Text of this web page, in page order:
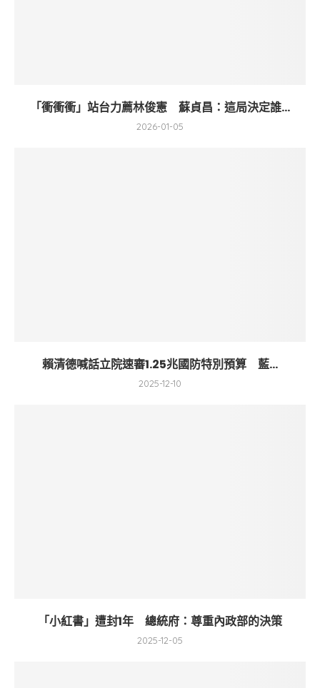
「衝衝衝」站台力薦林俊憲 蘇貞昌：這局決定誰...
2026-01-05
賴清德喊話立院速審1.25兆國防特別預算 藍...
2025-12-10
「小紅書」遭封1年 總統府：尊重內政部的決策
2025-12-05